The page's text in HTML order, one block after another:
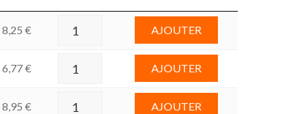
8,25 € AJOUTER
6,77€ AJOUTER
8,95 € AJOUTER